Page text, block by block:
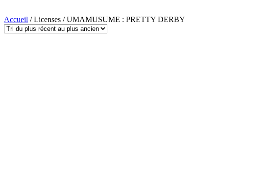
Accueil / Licenses / UMAMUSUME : PRETTY DERBY